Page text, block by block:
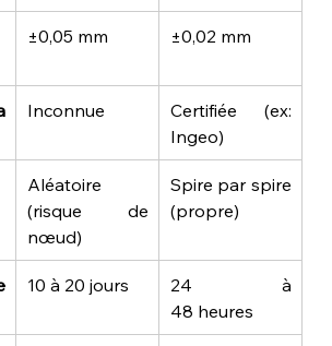
±0,05 mm ±0,02 mm
Inconnue
Certifiée (ex:
Ingeo)
Aléatoire
(risque de
nœud)
Spire par spire
(propre)
10 à 20 jours
24 à
48 heures